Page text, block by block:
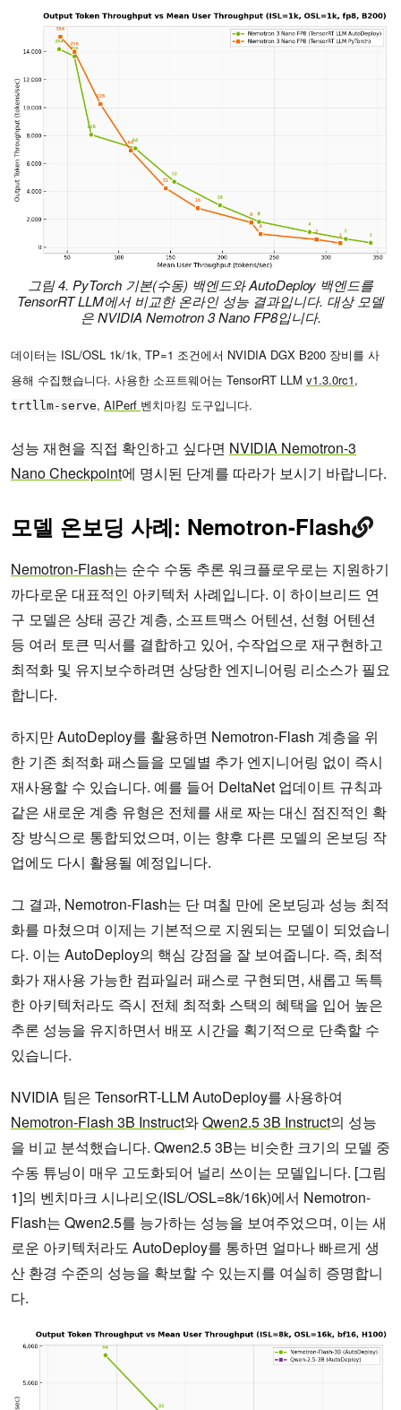
그림 4. PyTorch 기본(수동) 백엔드와 AutoDeploy 백엔드를
TensorRT LLM에서 비교한 온라인 성능 결과입니다. 대상 모델
은 NVIDIA Nemotron 3 Nano FP8입니다.
데이터는 ISL/OSL 1k/1k, TP=1 조건에서 NVIDIA DGX B200 장비를 사
용해 수집했습니다. 사용한 소프트웨어는 TensorRT LLM v1.3.0rc1,
trtllm-serve, AIPerf 벤치마킹 도구입니다.
성능 재현을 직접 확인하고 싶다면 NVIDIA Nemotron-3
Nano Checkpoint에 명시된 단계를 따라가 보시기 바랍니다.
모델 온보딩 사례: Nemotron-Flash
Nemotron-Flash는 순수 수동 추론 워크플로우로는 지원하기
까다로운 대표적인 아키텍처 사례입니다. 이 하이브리드 연
구 모델은 상태 공간 계층, 소프트맥스 어텐션, 선형 어텐션
등 여러 토큰 믹서를 결합하고 있어, 수작업으로 재구현하고
최적화 및 유지보수하려면 상당한 엔지니어링 리소스가 필요
합니다.
하지만 AutoDeploy를 활용하면 Nemotron-Flash 계층을 위
한 기존 최적화 패스들을 모델별 추가 엔지니어링 없이 즉시
재사용할 수 있습니다. 예를 들어 DeltaNet 업데이트 규칙과
같은 새로운 계층 유형은 전체를 새로 짜는 대신 점진적인 확
장 방식으로 통합되었으며, 이는 향후 다른 모델의 온보딩 작
업에도 다시 활용될 예정입니다.
그 결과, Nemotron-Flash는 단 며칠 만에 온보딩과 성능 최적
화를 마쳤으며 이제는 기본적으로 지원되는 모델이 되었습니
다. 이는 AutoDeploy의 핵심 강점을 잘 보여줍니다. 즉, 최적
화가 재사용 가능한 컴파일러 패스로 구현되면, 새롭고 독특
한 아키텍처라도 즉시 전체 최적화 스택의 혜택을 입어 높은
추론 성능을 유지하면서 배포 시간을 획기적으로 단축할 수
있습니다.
NVIDIA 팀은 TensorRT-LLM AutoDeploy를 사용하여
Nemotron-Flash 3B Instruct와Qwen2.5 3B Instruct의 성능
을 비교 분석했습니다. Qwen2.5 3B는 비슷한 크기의 모델 중
수동 튜닝이 매우 고도화되어 널리 쓰이는 모델입니다. [그림
1]의 벤치마크 시나리오(ISL/OSL=8k/16k)에서 Nemotron-
Flash는 Qwen2.5를 능가하는 성능을 보여주었으며, 이는 새
로운 아키텍처라도 AutoDeploy를 통하면 얼마나 빠르게 생
산 환경 수준의 성능을 확보할 수 있는지를 여실히 증명합니
다.